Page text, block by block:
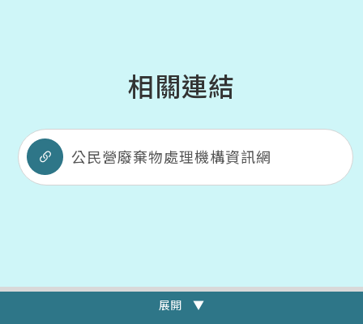
相關連結
公民營廢棄物處理機構資訊網
展開 ▼